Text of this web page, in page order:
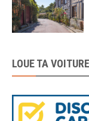
LOUE TA